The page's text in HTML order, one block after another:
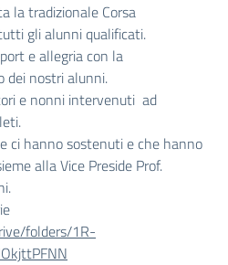
la tradizionale Corsa
gli alunni qualificati.
e allegria con la
dei nostri alunni.
e nonni intervenuti ad
ci hanno sostenuti e che hanno
alla Vice Preside Prof.
folders/1R-